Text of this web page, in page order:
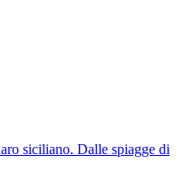
siciliano. Dalle spiagge di